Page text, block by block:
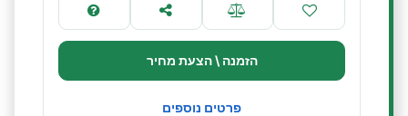
הזמנה \ הצעת מחיר
פרטים נוספים